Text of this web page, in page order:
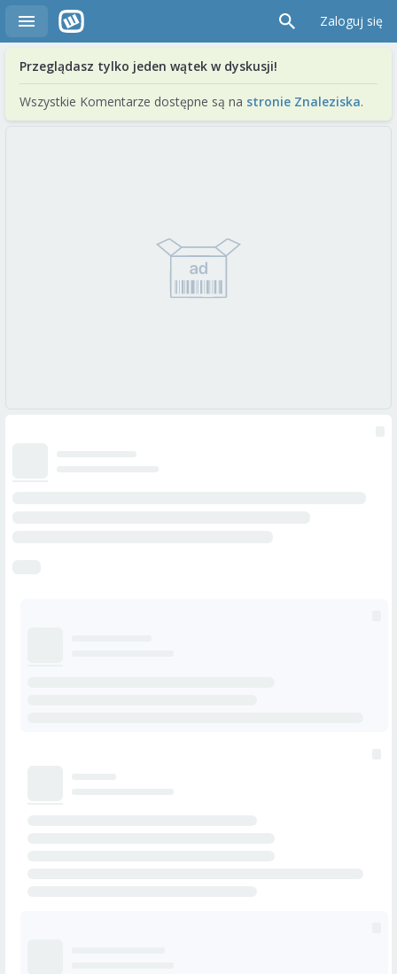
Zaloguj się
Przeglądasz tylko jeden wątek w dyskusji!
Wszystkie Komentarze dostępne są na stronie Znaleziska.